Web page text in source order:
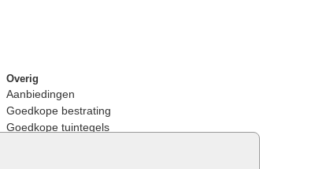
Overig
Aanbiedingen
Goedkope bestrating
Goedkope tuintegels